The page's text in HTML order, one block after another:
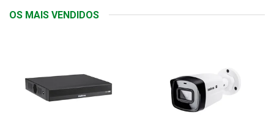
OS MAIS VENDIDOS